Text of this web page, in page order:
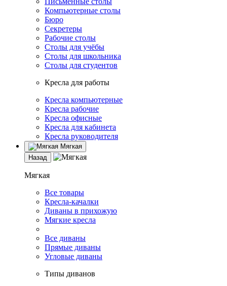
Компьютерные столы
Бюро
Секретеры
Рабочие столы
Столы для учёбы
Столы для школьника
Столы для студентов
Кресла для работы
Кресла компьютерные
Кресла рабочие
Кресла офисные
Кресла для кабинета
Кресла руководителя
Мягкая
Назад
Мягкая
Все товары
Кресла-качалки
Диваны в прихожую
Мягкие кресла
Все диваны
Прямые диваны
Угловые диваны
Типы диванов